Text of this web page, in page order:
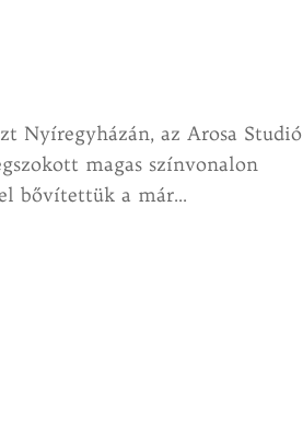
Nyíregyházán, az Arosa Studió
magas színvonalon
bővítettük a már...